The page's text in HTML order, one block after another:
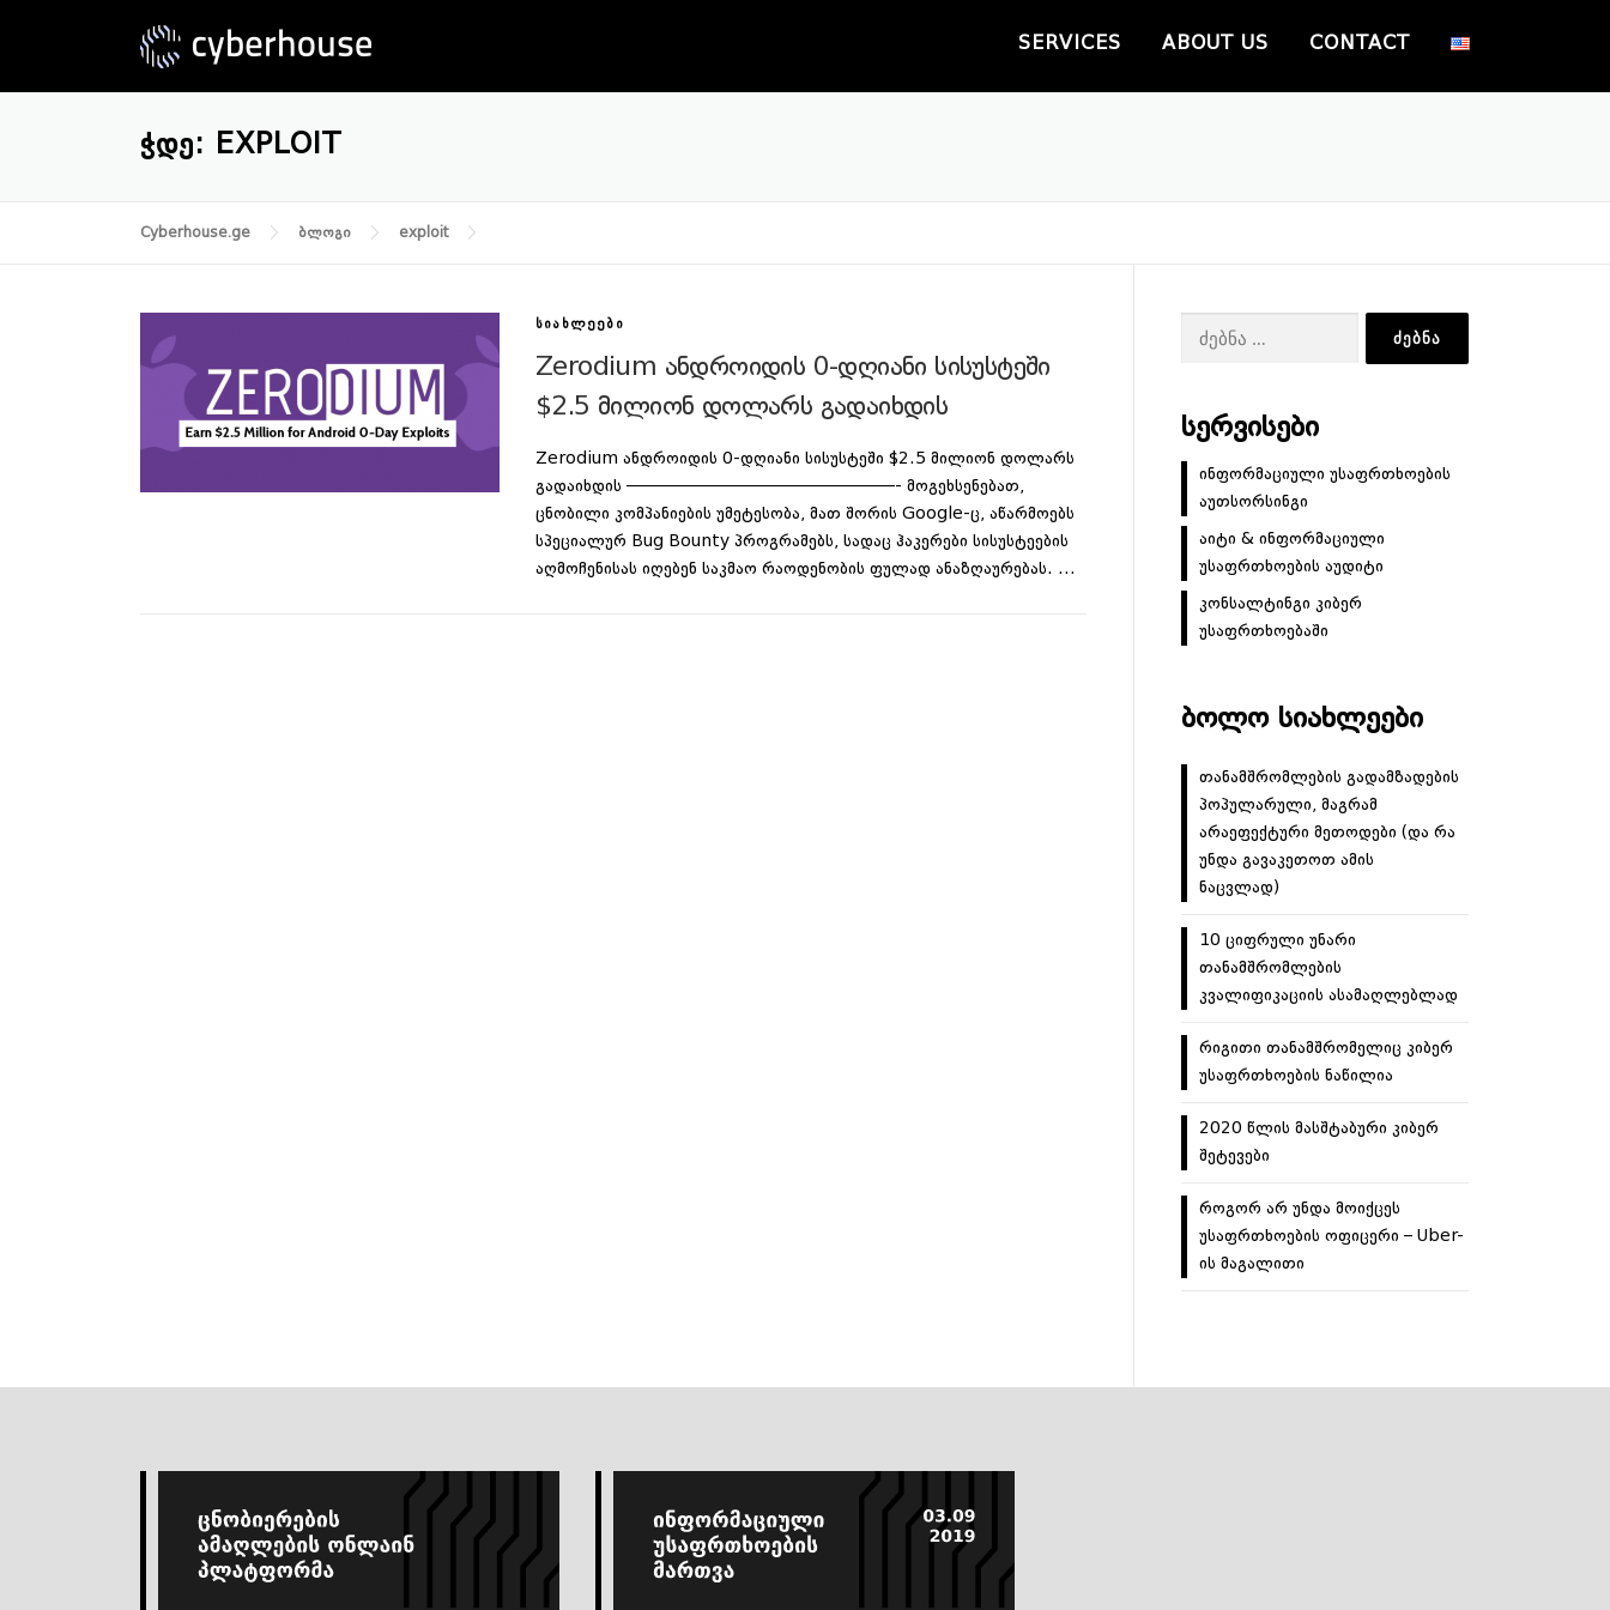
SERVICES ABOUT US CONTACT
ᲭᲓᲔ: EXPLOIT
Cyberhouse.ge ბლოგი exploit
ᲡᲘᲐᲮᲚᲔᲔᲑᲘ
Zerodium ანდროიდის 0-დღიანი სისუსტეში
$2.5 მილიონ დოლარს გადაიხდის
Zerodium ანდროიდის 0-დღიანი სისუსტეში $2.5 მილიონ დოლარს
გადაიხდის ————————————————- მოგეხსენებათ,
ცნობილი კომპანიების უმეტესობა, მათ შორის Google-ც, აწარმოებს
სპეციალურ Bug Bounty პროგრამებს, სადაც ჰაკერები სისუსტეების
აღმოჩენისას იღებენ საკმაო რაოდენობის ფულად ანაზღაურებას. …
ძებნა:
ᲡᲔᲠᲕᲘᲡᲔᲑᲘ
ინფორმაციული უსაფრთხოების
აუთსორსინგი
აიტი & ინფორმაციული
უსაფრთხოების აუდიტი
კონსალტინგი კიბერ
უსაფრთხოებაში
ᲑᲝᲚᲝ ᲡᲘᲐᲮᲚᲔᲔᲑᲘ
თანამშრომლების გადამზადების
პოპულარული, მაგრამ
არაეფექტური მეთოდები (და რა
უნდა გავაკეთოთ ამის
ნაცვლად)
10 ციფრული უნარი
თანამშრომლების
კვალიფიკაციის ასამაღლებლად
რიგითი თანამშრომელიც კიბერ
უსაფრთხოების ნაწილია
2020 წლის მასშტაბური კიბერ
შეტევები
როგორ არ უნდა მოიქცეს
უსაფრთხოების ოფიცერი – Uber-
ის მაგალითი